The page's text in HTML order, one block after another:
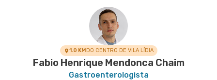
1.0 KMDO CENTRO DE VILA LÍDIA
Fabio Henrique Mendonca Chaim
Gastroenterologista